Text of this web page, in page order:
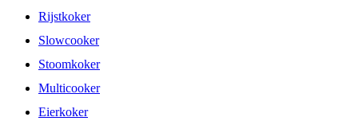
Rijstkoker
Slowcooker
Stoomkoker
Multicooker
Eierkoker